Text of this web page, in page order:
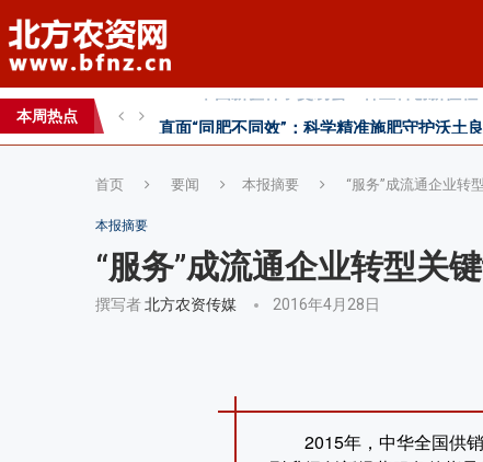
本周热点
科学试验铺就增效肥研发路，示范推广架起
丰收牛第六家直营店落户曹县！
首页 要闻 本报摘要 “服务”成流通企业转
本报摘要
“服务”成流通企业转型关
撰写者北方农资传媒 2016年4月28日
2015年，中华全国供